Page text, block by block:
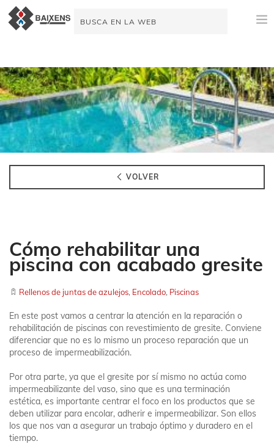
PRODUCTOS
ORIGEN
MAESTRO PINTOR
IMPERMEABILIZACIÓN
AYUDA A LA VENTA
CONTACTO
ES
ÁREA CLIENTE
VOLVER
Cómo rehabilitar una
piscina con acabado gresite
Rellenos de juntas de azulejos, Encolado, Piscinas
En este post vamos a centrar la atención en la reparación o
rehabilitación de piscinas con revestimiento de gresite. Conviene
diferenciar que no es lo mismo un proceso reparación que un
proceso de impermeabilización.
Por otra parte, ya que el gresite por sí mismo no actúa como
impermeabilizante del vaso, sino que es una terminación
estética, es importante centrar el foco en los productos que se
deben utilizar para encolar, adherir e impermeabilizar. Son ellos
los que nos van a asegurar un trabajo óptimo y duradero en el
tiempo.